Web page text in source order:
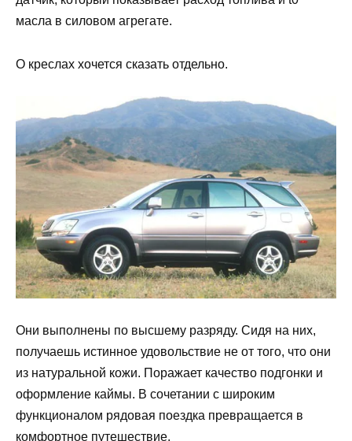
масла в силовом агрегате.
О креслах хочется сказать отдельно.
Они выполнены по высшему разряду. Сидя на них,
получаешь истинное удовольствие не от того, что они
из натуральной кожи. Поражает качество подгонки и
оформление каймы. В сочетании с широким
функционалом рядовая поездка превращается в
комфортное путешествие.